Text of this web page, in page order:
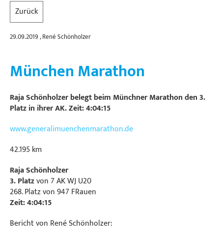
Zurück
29.09.2019, René Schönholzer
München Marathon
Raja Schönholzer belegt beim Münchner Marathon den 3.
Platz in ihrer AK. Zeit: 4:04:15
www.generalimuenchenmarathon.de
42.195 km
Raja Schönholzer
3. Platzvon 7 AK WJ U20
268. Platz von 947 FRauen
Zeit: 4:04:15
Bericht von René Schönholzer: